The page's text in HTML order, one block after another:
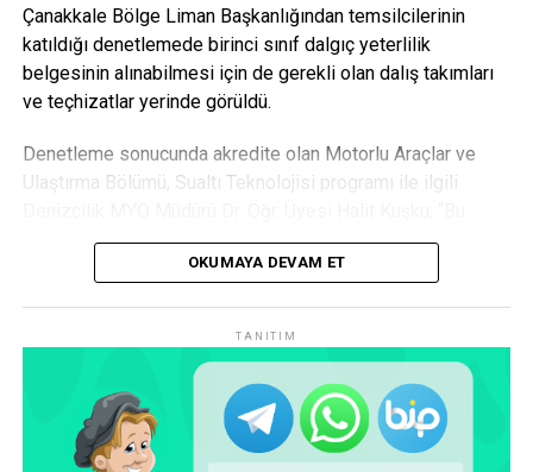
Çanakkale Bölge Liman Başkanlığından temsilcilerinin
katıldığı denetlemede birinci sınıf dalgıç yeterlilik
belgesinin alınabilmesi için de gerekli olan dalış takımları
ve teçhizatlar yerinde görüldü.
Denetleme sonucunda akredite olan Motorlu Araçlar ve
Ulaştırma Bölümü, Sualtı Teknolojisi programı ile ilgili
süreçte emeği geçen Rektörümüz Prof. Dr. R. Cüneyt
Erenoğlu, kurumsal akreditasyondan sorumlu Rektör
aidiyetimizi güçlendirerek üniversitemizi daha yüksek bir
çıtaya çıkartacağız. Eğitim ve öğretim kalitemiz buna bağlı
olarak artacak. Hedefimiz Denizcilik MYO’yu ülkemizin
alanında en iyi okullarından biri haline getirmek” dedi.
OKUMAYA DEVAM ET
TANITIM